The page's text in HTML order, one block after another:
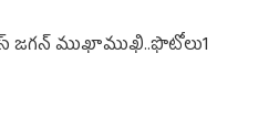
జ‌గ‌న్ ముఖాముఖి..ఫొటోలు1